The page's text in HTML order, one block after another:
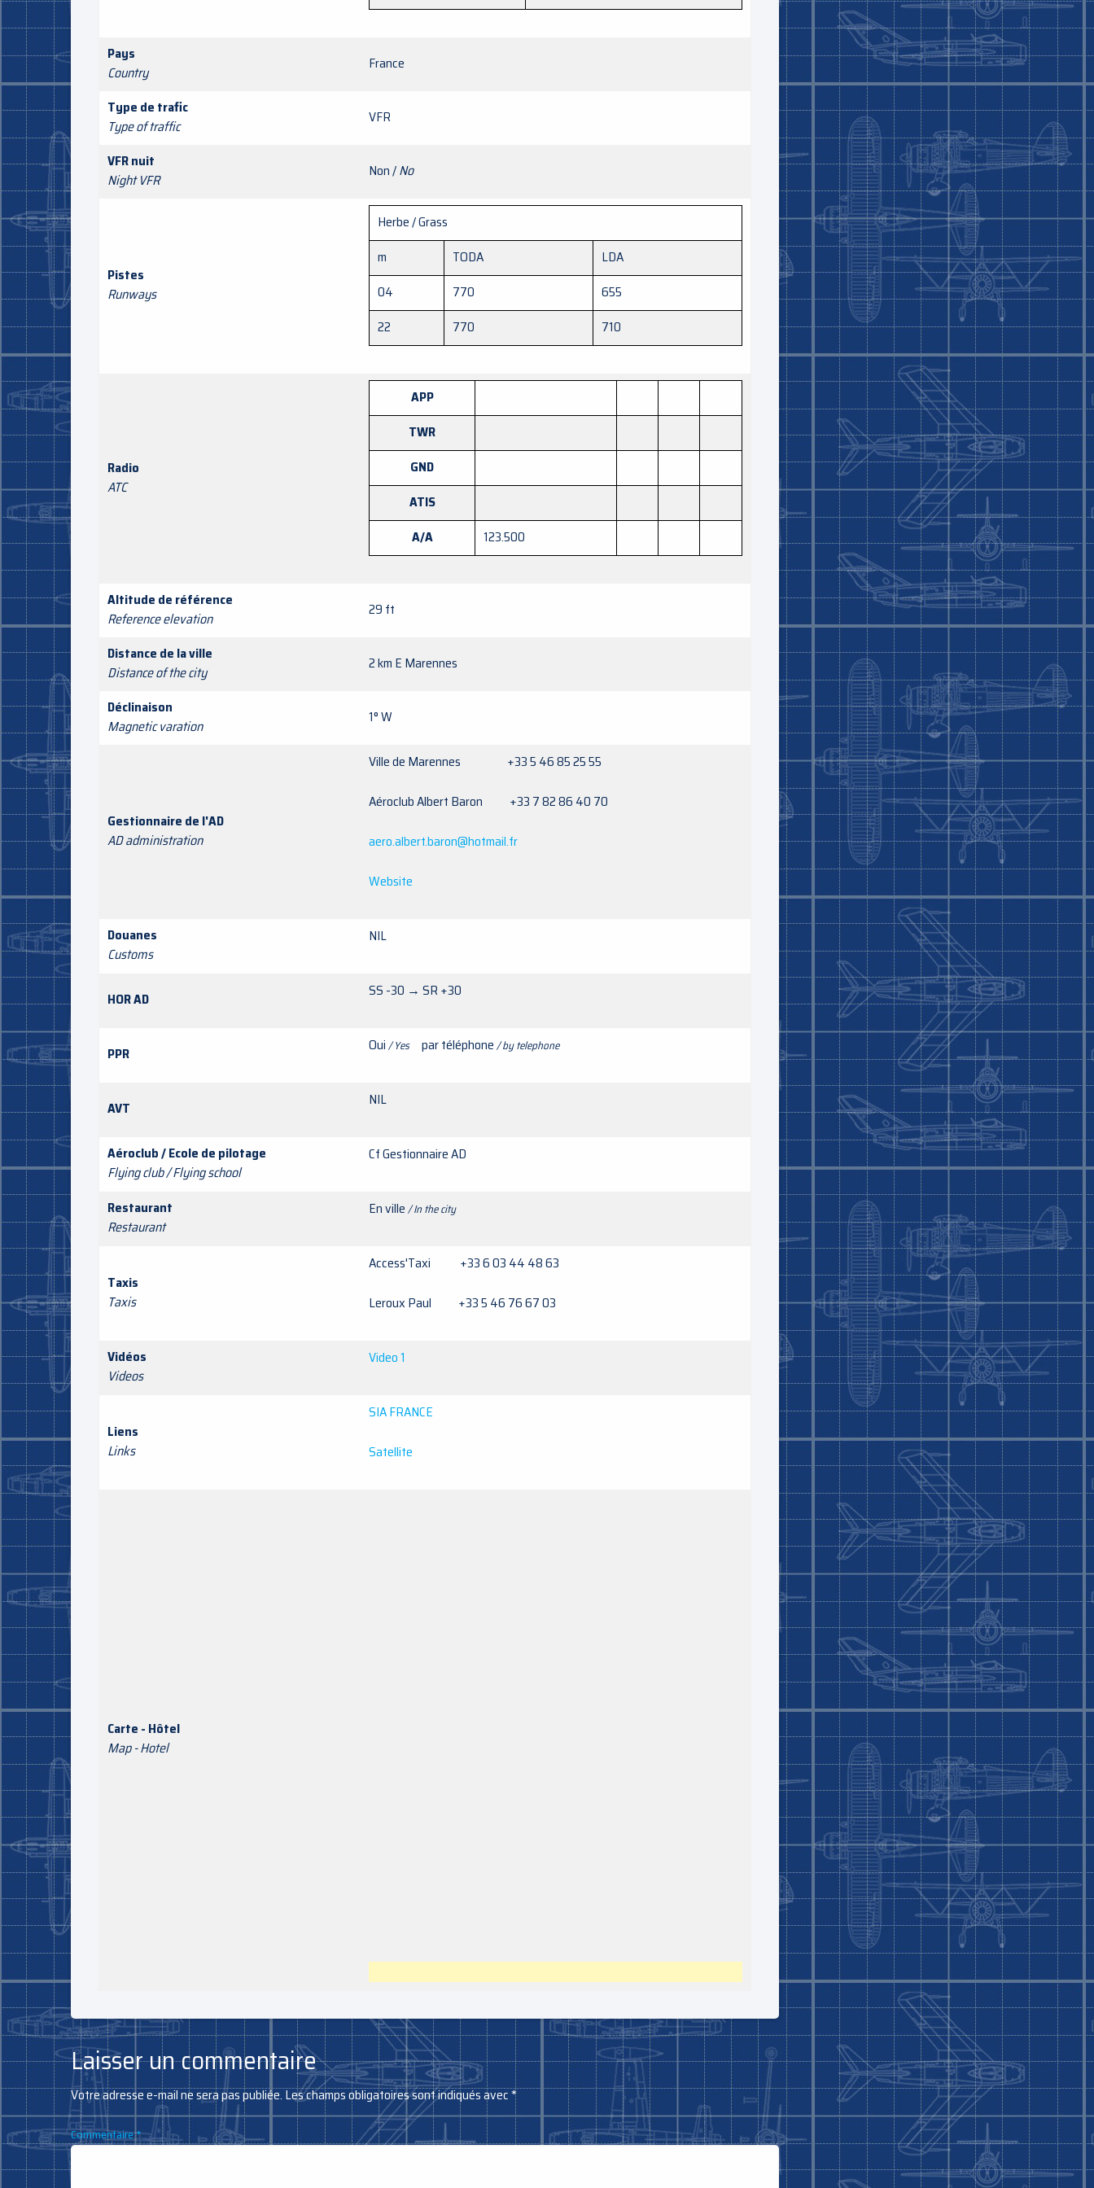
Pays
Country
France
Type de trafic
Type of traffic
VFR
VFR nuit
Night VFR
Non /No
Pistes
Runways
Herbe / Grass
m
TODA
LDA
04
770
655
22
770 710
Radio
ATC
APP
TWR
GND
ATIS
A/A
123.500
Altitude de référence
Reference elevation
29 ft
Distance de la ville
Distance of the city
2 km E Marennes
Déclinaison
Magnetic varation
1° W
Gestionnaire de l'AD
AD administration
Ville de Marennes +33 5 46 85 25 55
Aéroclub Albert Baron +33 7 82 86 40 70
aero.albert.baron@hotmail.fr
Website
Douanes
Customs
NIL
HOR AD SS -30 → SR +30
PPR Oui/ Yes par téléphone/ by telephone
AVT NIL
Aéroclub / Ecole de pilotage
Flying club / Flying school
Cf Gestionnaire AD
Restaurant
Restaurant
En ville/ In the city
Taxis
Taxis
Access'Taxi +33 6 03 44 48 63
Leroux Paul +33 5 46 76 67 03
Vidéos
Videos
Video 1
Liens
Links
SIA FRANCE
Satellite
Carte - Hôtel
Map - Hotel
Laisser un commentaire
Votre adresse e-mail ne sera pas publiée.Les champs obligatoires sont indiqués avec*
Commentaire*